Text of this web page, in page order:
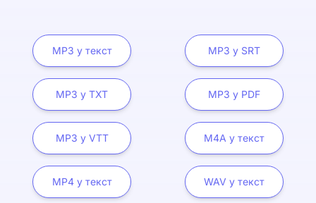
MP3 у текст MP3 у SRT
MP3 у TXT MP3 у PDF
MP3 у VTT M4A у текст
MP4 у текст WAV у текст